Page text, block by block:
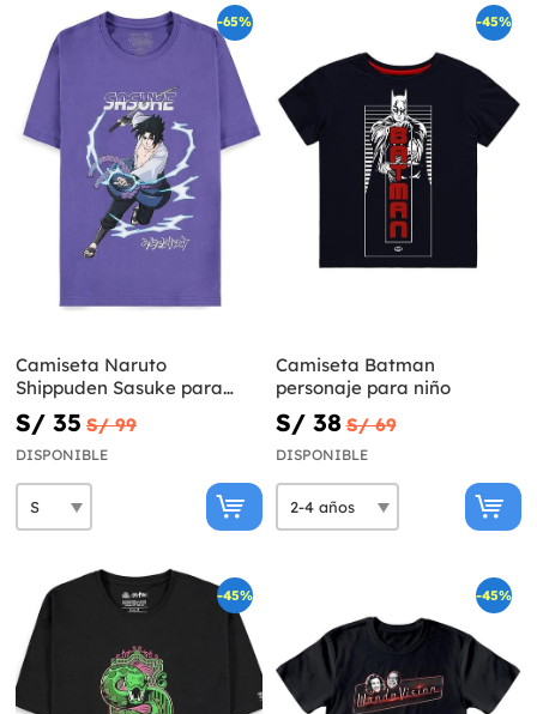
-65%
Camiseta Naruto
Shippuden Sasuke para
hombre
S/ 35 S/ 99
DISPONIBLE
-45%
Camiseta Batman
personaje para niño
S/ 38 S/ 69
DISPONIBLE
-45% -45%